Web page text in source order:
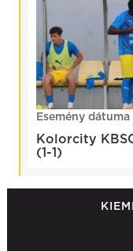
Esemény dátuma
Kolorcity
(1-1)